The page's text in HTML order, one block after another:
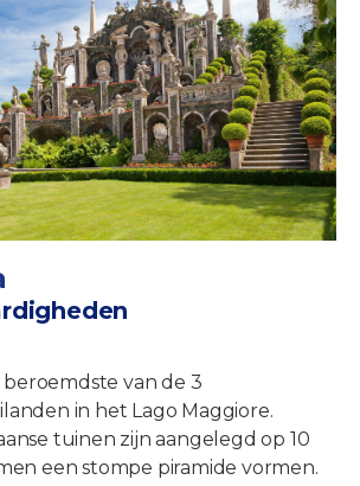
beroemdste van de 3
in het Lago Maggiore.
tuinen zijn aangelegd op 10
een stompe piramide vormen.